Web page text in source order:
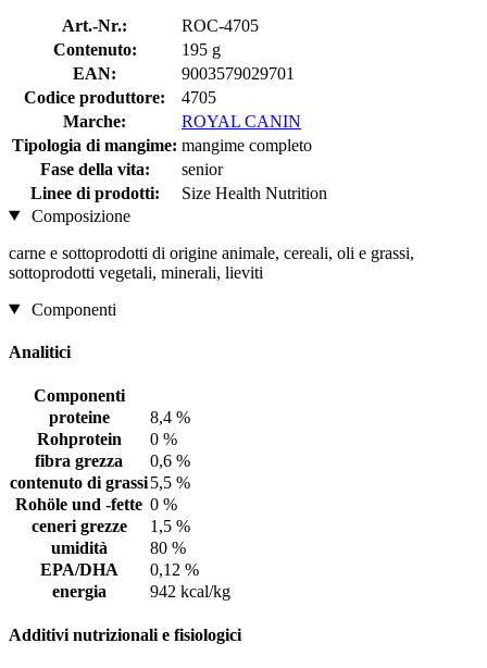
Art.-Nr.:
ROC-4705
Contenuto:
195 g
EAN:
9003579029701
Codice produttore:
4705
Marche:
ROYAL CANIN
Tipologia di mangime: mangime completo
Fase della vita:
senior
Linee di prodotti:
Size Health Nutrition
Composizione
carne e sottoprodotti di origine animale, cereali, oli e grassi,
sottoprodotti vegetali, minerali, lieviti
Componenti
Analitici
Componenti
proteine
8,4 %
Rohprotein
0 %
fibra grezza
0,6 %
contenuto di grassi5,5 %
Rohöle und -fette 0 %
ceneri grezze
1,5 %
umidità
80 %
EPA/DHA
0,12 %
energia
942 kcal/kg
Additivi nutrizionali e fisiologici